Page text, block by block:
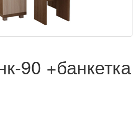
90 +банкетка